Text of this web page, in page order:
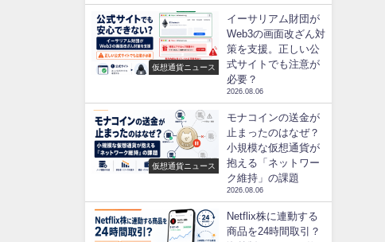
仮想通貨ニュース
イーサリアム財団が
Web3の画面改ざん対
策を支援。正しい公
式サイトでも注意が
必要？
2026.08.06
仮想通貨ニュース
モナコインの送金が
止まったのはなぜ？
小規模な仮想通貨が
抱える「ネットワー
ク維持」の課題
2026.08.06
Netflix株に連動する
商品を24時間取引？